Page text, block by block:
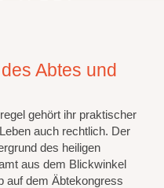
Abtes und
gehört ihr praktischer
auch rechtlich. Der
des heiligen
aus dem Blickwinkel
auf dem Äbtekongress